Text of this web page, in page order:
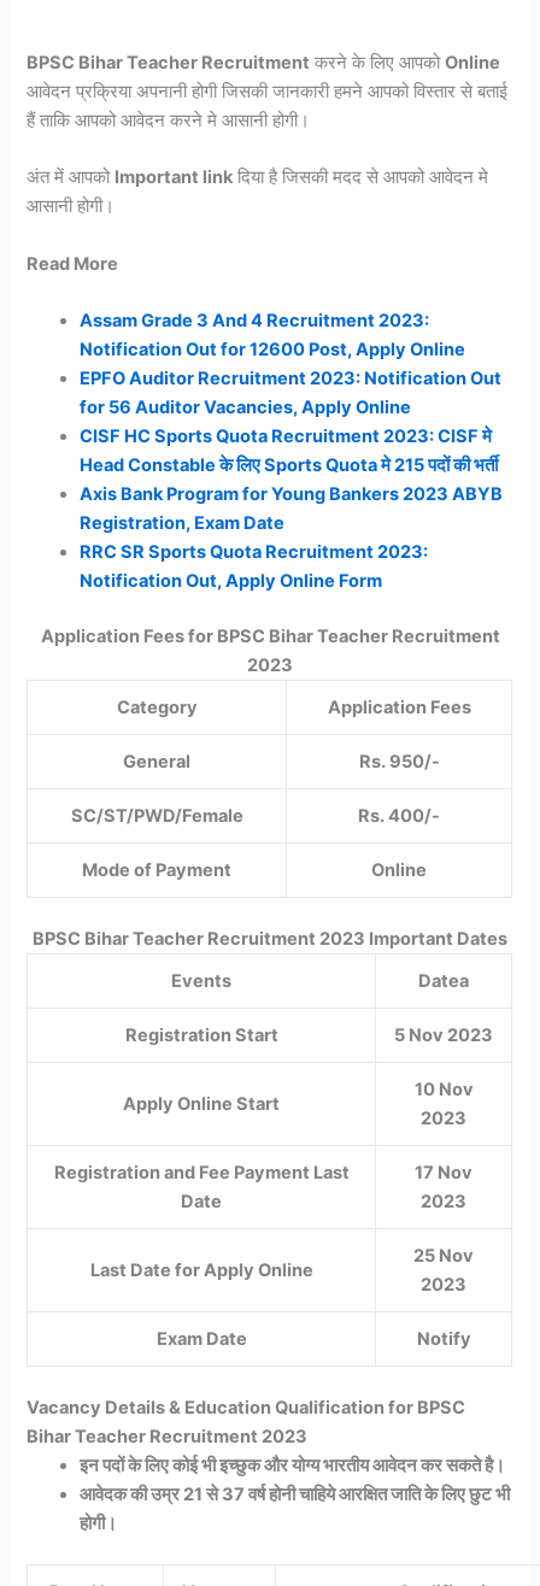
BPSC Bihar Teacher Recruitment करने के लिए आपकोOnline
आवेदन प्रक्रिया अपनानी होगी जिसकी जानकारी हमने आपको विस्तार से बताई
हैं ताकि आपको आवेदन करने मे आसानी होगी।
अंत में आपको Important link दिया है जिसकी मदद से आपको आवेदन मे
आसानी होगी।
Read More
Assam Grade 3 And 4 Recruitment 2023:
Notification Out for 12600 Post, Apply Online
EPFO Auditor Recruitment 2023: Notification Out
for 56 Auditor Vacancies, Apply Online
CISF HC Sports Quota Recruitment 2023: CISF मे
Head Constable के लिए Sports Quota मे 215 पदों की भर्ती
Axis Bank Program for Young Bankers 2023 ABYB
Registration, Exam Date
RRC SR Sports Quota Recruitment 2023:
Notification Out, Apply Online Form
Application Fees for BPSC Bihar Teacher Recruitment
2023
Category
Application Fees
General Rs. 950/-
SC/ST/PWD/Female Rs. 400/-
Mode of Payment Online
BPSC Bihar Teacher Recruitment 2023 Important Dates
Events
Datea
Registration Start 5 Nov 2023
Apply Online Start
10 Nov
2023
Registration and Fee Payment Last
Date
17 Nov
2023
Last Date for Apply Online
25 Nov
2023
Exam Date Notify
Vacancy Details & Education Qualification for BPSC
Bihar Teacher Recruitment 2023
इन पदों के लिए कोई भी इच्छुक और योग्य भारतीय आवेदन कर सकते है।
आवेदक की उम्र 21 से 37 वर्ष होनी चाहिये आरक्षित जाति के लिए छुट भी
होगी।